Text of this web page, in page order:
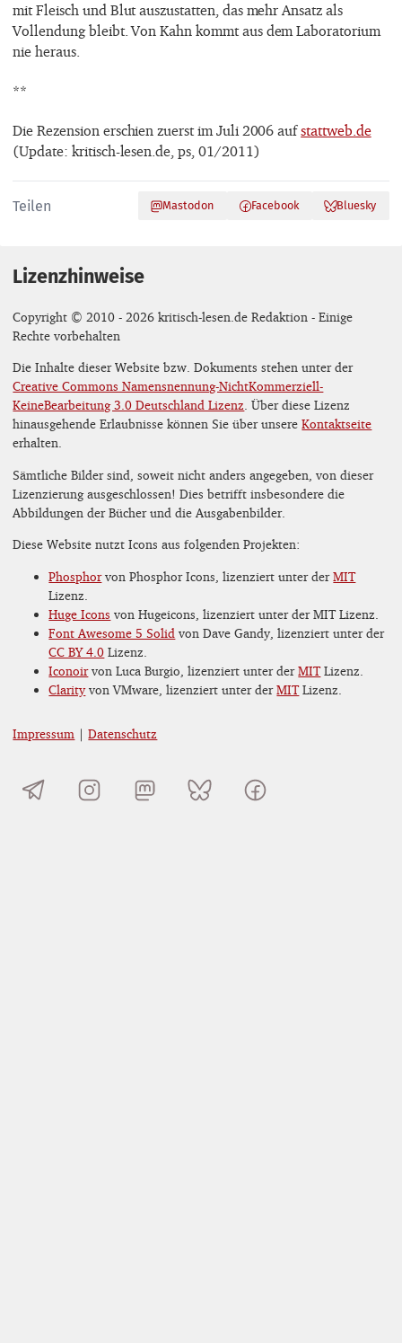
mit Fleisch und Blut auszustatten, das mehr Ansatz als
Vollendung bleibt. Von Kahn kommt aus dem Laboratorium
nie heraus.
**
Die Rezension erschien zuerst im Juli 2006 aufstattweb.de
(Update: kritisch-lesen.de, ps, 01/2011)
Teilen Mastodon Facebook Bluesky
Lizenzhinweise
Copyright © 2010 - 2026 kritisch-lesen.de Redaktion - Einige
Rechte vorbehalten
Die Inhalte dieser Website bzw. Dokuments stehen unter der
Creative Commons Namensnennung-NichtKommerziell-
KeineBearbeitung 3.0 Deutschland Lizenz. Über diese Lizenz
hinausgehende Erlaubnisse können Sie über unsereKontaktseite
erhalten.
Sämtliche Bilder sind, soweit nicht anders angegeben, von dieser
Lizenzierung ausgeschlossen! Dies betrifft insbesondere die
Abbildungen der Bücher und die Ausgabenbilder.
Diese Website nutzt Icons aus folgenden Projekten:
Phosphorvon Phosphor Icons, lizenziert unter derMIT
Lizenz.
Huge Icons von Hugeicons, lizenziert unter der MIT Lizenz.
Font Awesome 5 Solid von Dave Gandy, lizenziert unter der
CC BY 4.0 Lizenz.
Iconoirvon Luca Burgio, lizenziert unter derMITLizenz.
Clarityvon VMware, lizenziert unter derMITLizenz.
Impressum |Datenschutz